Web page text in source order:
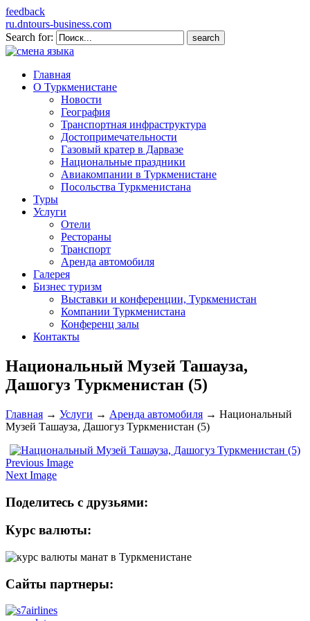
feedback
ru.dntours-business.com
Search for:
Главная
О Туркменистане
Новости
География
Транспортная инфраструктура
Достопримечательности
Газовый кратер в Дарвазе
Национальные праздники
Авиакомпании в Туркменистане
Посольства Туркменистана
Туры
Услуги
Отели
Рестораны
Транспорт
Аренда автомобиля
Галерея
Бизнес туризм
Выставки и конференции, Туркменистан
Компании Туркменистана
Конференц залы
Контакты
Национальный Музей Ташауза,
Дашогуз Туркменистан (5)
Главная → Услуги → Аренда автомобиля → Национальный
Музей Ташауза, Дашогуз Туркменистан (5)
Previous Image
Next Image
Поделитесь с друзьями:
Курс валюты:
Сайты партнеры: